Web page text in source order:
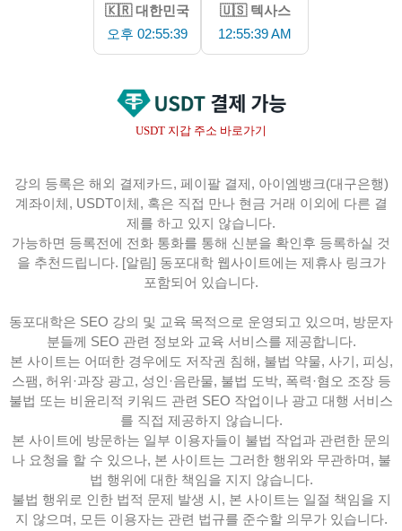
🇰🇷 대한민국
오후 02:55:39
🇺🇸 텍사스
12:55:39 AM
USDT 지갑 주소 바로가기
강의 등록은 해외 결제카드, 페이팔 결제, 아이엠뱅크(대구은행)
계좌이체, USDT이체, 혹은 직접 만나 현금 거래 이외에 다른 결
제를 하고 있지 않습니다.
가능하면 등록전에 전화 통화를 통해 신분을 확인후 등록하실 것
을 추천드립니다. [알림] 동포대학 웹사이트에는 제휴사 링크가
포함되어 있습니다.
동포대학은 SEO 강의 및 교육 목적으로 운영되고 있으며, 방문자
분들께 SEO 관련 정보와 교육 서비스를 제공합니다.
본 사이트는 어떠한 경우에도 저작권 침해, 불법 약물, 사기, 피싱,
스팸, 허위·과장 광고, 성인·음란물, 불법 도박, 폭력·혐오 조장 등
불법 또는 비윤리적 키워드 관련 SEO 작업이나 광고 대행 서비스
를 직접 제공하지 않습니다.
본 사이트에 방문하는 일부 이용자들이 불법 작업과 관련한 문의
나 요청을 할 수 있으나, 본 사이트는 그러한 행위와 무관하며, 불
법 행위에 대한 책임을 지지 않습니다.
불법 행위로 인한 법적 문제 발생 시, 본 사이트는 일절 책임을 지
지 않으며, 모든 이용자는 관련 법규를 준수할 의무가 있습니다.